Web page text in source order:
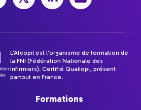
L'Afcopil est l'organisme de formation de
la FNI (Fédération Nationale des
Infirmiers). Certifié Qualiopi, présent
partout en France.
Formations